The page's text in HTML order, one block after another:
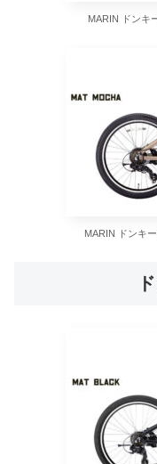
MARIN ドンキ
MARIN ドンキ